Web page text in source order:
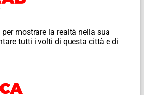
mostrare la realtà nella sua
tutti i volti di questa città e di